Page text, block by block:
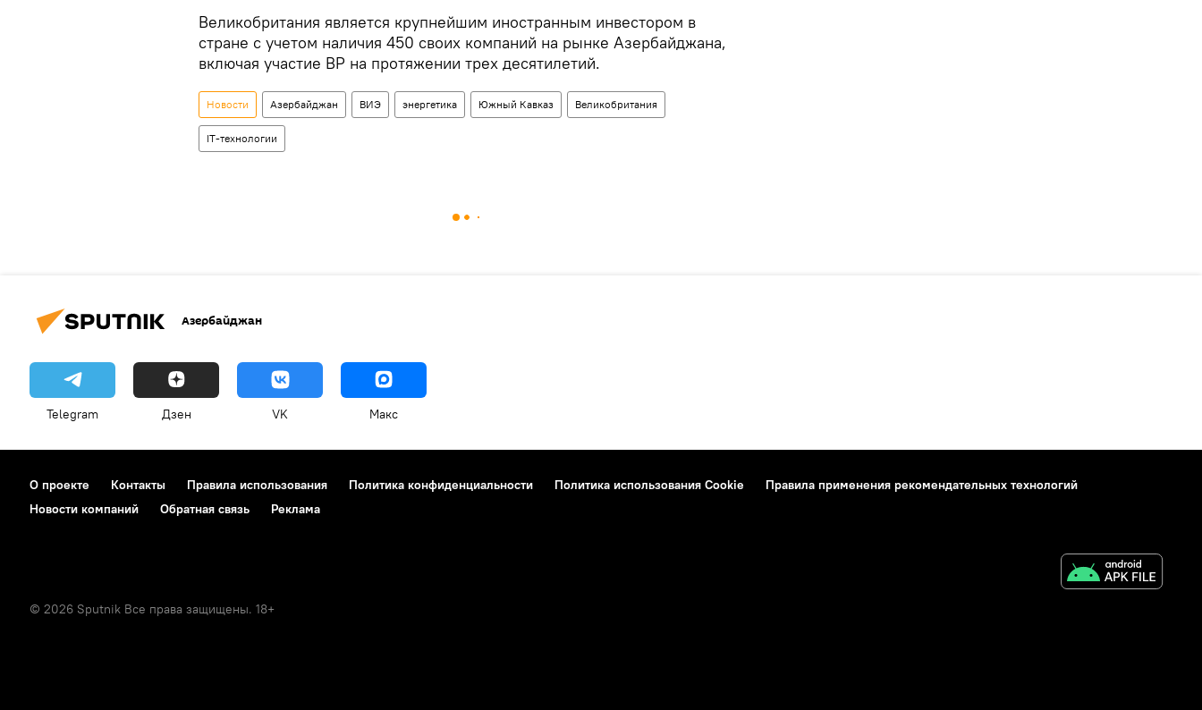
Великобритания является крупнейшим иностранным инвестором в
стране с учетом наличия 450 своих компаний на рынке Азербайджана,
включая участие BP на протяжении трех десятилетий.
Новости Азербайджан ВИЭ энергетика Южный Кавказ Великобритания
IT-технологии
Азербайджан
Telegram Дзен VK Макс
О проекте Контакты Правила использования Политика конфиденциальности Политика использования Cookie
Правила применения рекомендательных технологий
Новости компаний
Обратная связь Реклама
© 2026 Sputnik Все права защищены. 18+